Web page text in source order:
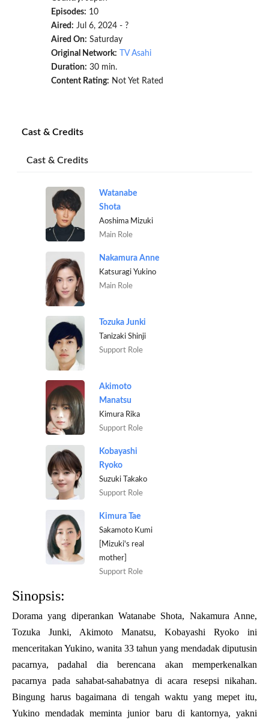
Episodes: 10
Aired: Jul 6, 2024 - ?
Aired On: Saturday
Original Network:
TV Asahi
Duration: 30 min.
Content Rating: Not Yet Rated
Cast & Credits
Cast & Credits
Watanabe
Shota
Aoshima Mizuki
Main Role
Nakamura Anne
Katsuragi Yukino
Main Role
Tozuka Junki
Tanizaki Shinji
Support Role
Akimoto
Manatsu
Kimura Rika
Support Role
Kobayashi
Ryoko
Suzuki Takako
Support Role
Kimura Tae
Sakamoto Kumi
[Mizuki's real
mother]
Support Role
Sinopsis:
Dorama yang diperankan Watanabe Shota, Nakamura Anne,
Tozuka Junki, Akimoto Manatsu, Kobayashi Ryoko ini
menceritakan Yukino, wanita 33 tahun yang mendadak diputusin
pacarnya, padahal dia berencana akan memperkenalkan
pacarnya pada sahabat-sahabatnya di acara resepsi nikahan.
Bingung harus bagaimana di tengah waktu yang mepet itu,
Yukino mendadak meminta junior baru di kantornya, yakni